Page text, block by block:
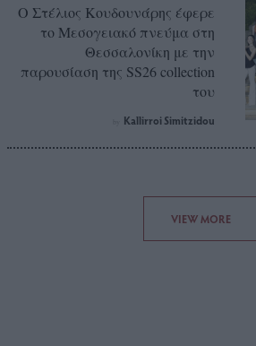
Ο Στέλιος Κουδουνάρης έφερε
το Μεσογειακό πνεύμα στη
Θεσσαλονίκη με την
παρουσίαση της SS26 collection
του
Kallirroi Simitzidou
VIEW MORE